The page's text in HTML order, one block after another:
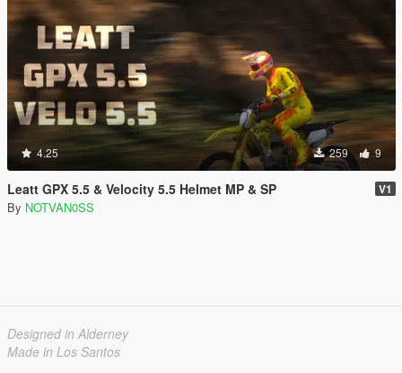
4.25 259 9
Leatt GPX 5.5 & Velocity 5.5 Helmet MP & SP V1
By NOTVAN0SS
Designed in Alderney
Made in Los Santos